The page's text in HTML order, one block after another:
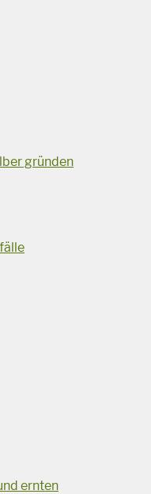
gründen
ernten